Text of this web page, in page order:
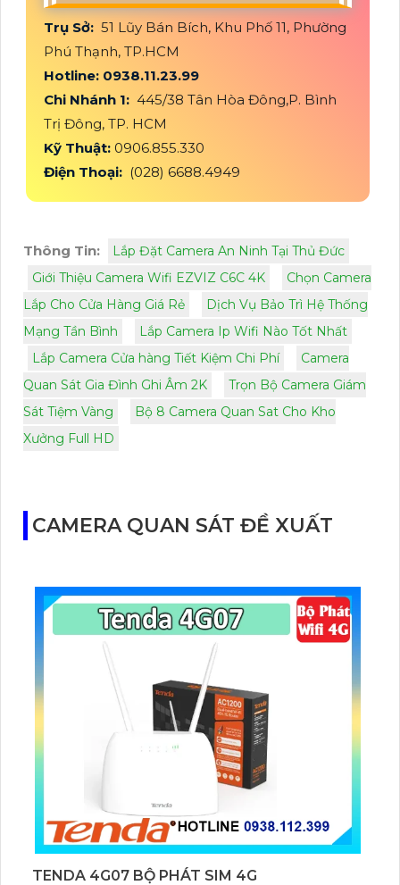
Trụ Sở: 51 Lũy Bán Bích, Khu Phố 11, Phường
Phú Thạnh, TP.HCM
Hotline: 0938.11.23.99
Chi Nhánh 1: 445/38 Tân Hòa Đông,P. Bình
Trị Đông, TP. HCM
Kỹ Thuật: 0906.855.330
Điện Thoại: (028) 6688.4949
Thông Tin:
Lắp Đặt Camera An Ninh Tại Thủ Đức
Giới Thiệu Camera Wifi EZVIZ C6C 4K
Chọn Camera
Lắp Cho Cửa Hàng Giá Rẻ
Dịch Vụ Bảo Trì Hệ Thống
Mạng Tần Bình
Lắp Camera Ip Wifi Nào Tốt Nhất
Lắp Camera Cửa hàng Tiết Kiệm Chi Phí
Camera
Quan Sát Gia Đình Ghi Âm 2K
Trọn Bộ Camera Giám
Sát Tiệm Vàng
Bộ 8 Camera Quan Sat Cho Kho
Xưởng Full HD
CAMERA QUAN SÁT ĐỀ XUẤT
TENDA 4G07 BỘ PHÁT SIM 4G